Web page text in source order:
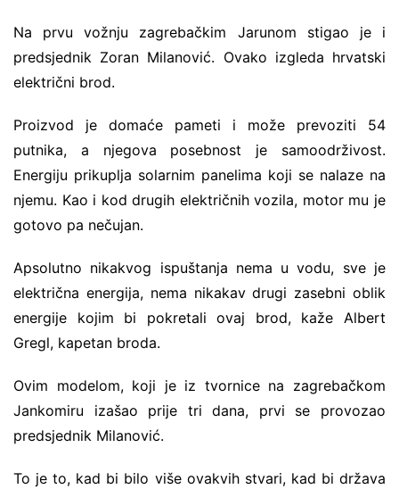
Na prvu vožnju zagrebačkim Jarunom stigao je i
predsjednik Zoran Milanović. Ovako izgleda hrvatski
električni brod.
Proizvod je domaće pameti i može prevoziti 54
putnika, a njegova posebnost je samoodrživost.
Energiju prikuplja solarnim panelima koji se nalaze na
njemu. Kao i kod drugih električnih vozila, motor mu je
gotovo pa nečujan.
Apsolutno nikakvog ispuštanja nema u vodu, sve je
električna energija, nema nikakav drugi zasebni oblik
energije kojim bi pokretali ovaj brod, kaže Albert
Gregl, kapetan broda.
Ovim modelom, koji je iz tvornice na zagrebačkom
Jankomiru izašao prije tri dana, prvi se provozao
predsjednik Milanović.
To je to, kad bi bilo više ovakvih stvari, kad bi država